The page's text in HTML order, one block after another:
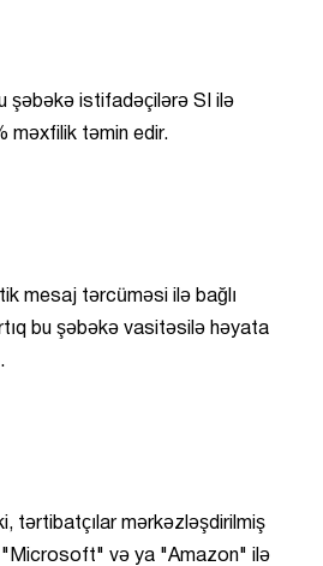
şəbəkə istifadəçilərə SI ilə
məxfilik təmin edir.
mesaj tərcüməsi ilə bağlı
bu şəbəkə vasitəsilə həyata
tərtibatçılar mərkəzləşdirilmiş
"Microsoft" və ya "Amazon" ilə